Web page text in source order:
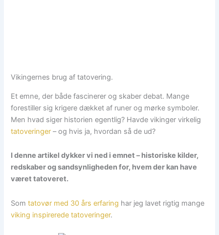
Vikingernes brug af tatovering.
Et emne, der både fascinerer og skaber debat. Mange
forestiller sig krigere dækket af runer og mørke symboler.
Men hvad siger historien egentlig? Havde vikinger virkelig
tatoveringer – og hvis ja, hvordan så de ud?
I denne artikel dykker vi ned i emnet – historiske kilder,
redskaber og sandsynligheden for, hvem der kan have
været tatoveret.
Somtatovør med 30 års erfaring har jeg lavet rigtig mange
viking inspirerede tatoveringer.